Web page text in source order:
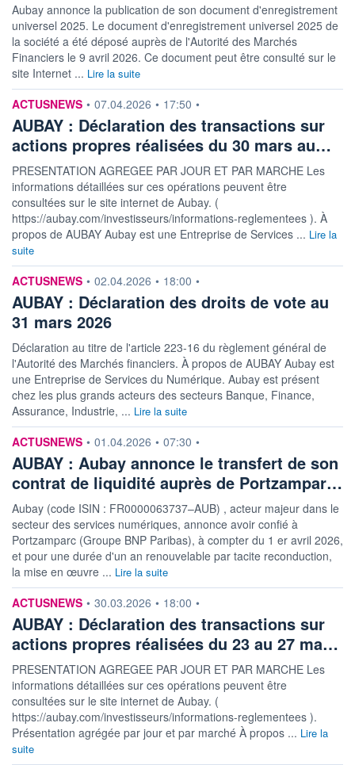
Aubay annonce la publication de son document d'enregistrement
universel 2025. Le document d'enregistrement universel 2025 de
la société a été déposé auprès de l'Autorité des Marchés
Financiers le 9 avril 2026. Ce document peut être consulté sur le
site Internet ... Lire la suite
information fournie par
ACTUSNEWS • 07.04.2026 • 17:50 •
AUBAY : Déclaration des transactions sur
actions propres réalisées du 30 mars au…
PRESENTATION AGREGEE PAR JOUR ET PAR MARCHE Les
informations détaillées sur ces opérations peuvent être
consultées sur le site internet de Aubay. (
https://aubay.com/investisseurs/informations-reglementees ). À
propos de AUBAY Aubay est une Entreprise de Services ... Lire la
suite
information fournie par
ACTUSNEWS • 02.04.2026 • 18:00 •
AUBAY : Déclaration des droits de vote au
31 mars 2026
Déclaration au titre de l'article 223-16 du règlement général de
l'Autorité des Marchés financiers. À propos de AUBAY Aubay est
une Entreprise de Services du Numérique. Aubay est présent
chez les plus grands acteurs des secteurs Banque, Finance,
Assurance, Industrie, ... Lire la suite
information fournie par
ACTUSNEWS • 01.04.2026 • 07:30 •
AUBAY : Aubay annonce le transfert de son
contrat de liquidité auprès de Portzampar…
Aubay (code ISIN : FR0000063737–AUB) , acteur majeur dans le
secteur des services numériques, annonce avoir confié à
Portzamparc (Groupe BNP Paribas), à compter du 1 er avril 2026,
et pour une durée d'un an renouvelable par tacite reconduction,
la mise en œuvre ... Lire la suite
information fournie par
ACTUSNEWS • 30.03.2026 • 18:00 •
AUBAY : Déclaration des transactions sur
actions propres réalisées du 23 au 27 ma…
PRESENTATION AGREGEE PAR JOUR ET PAR MARCHE Les
informations détaillées sur ces opérations peuvent être
consultées sur le site internet de Aubay. (
https://aubay.com/investisseurs/informations-reglementees ).
Présentation agrégée par jour et par marché À propos ... Lire la
suite